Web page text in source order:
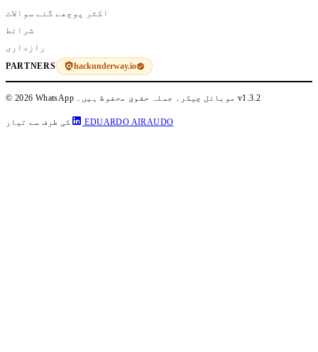
اکثر پوچھے گئے سوالات
شرائط
رازداری
PARTNERS hackunderway.io
© 2026 WhatsApp موبائل چیکر۔ جملہ حقوق محفوظ ہیں۔v1.3.2
کی طرف سے تیار EDUARDO AIRAUDO